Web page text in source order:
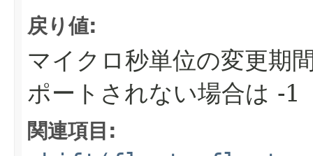
戻り値:
マイクロ秒単位の変更期
ポートされない場合は -1
関連項目: